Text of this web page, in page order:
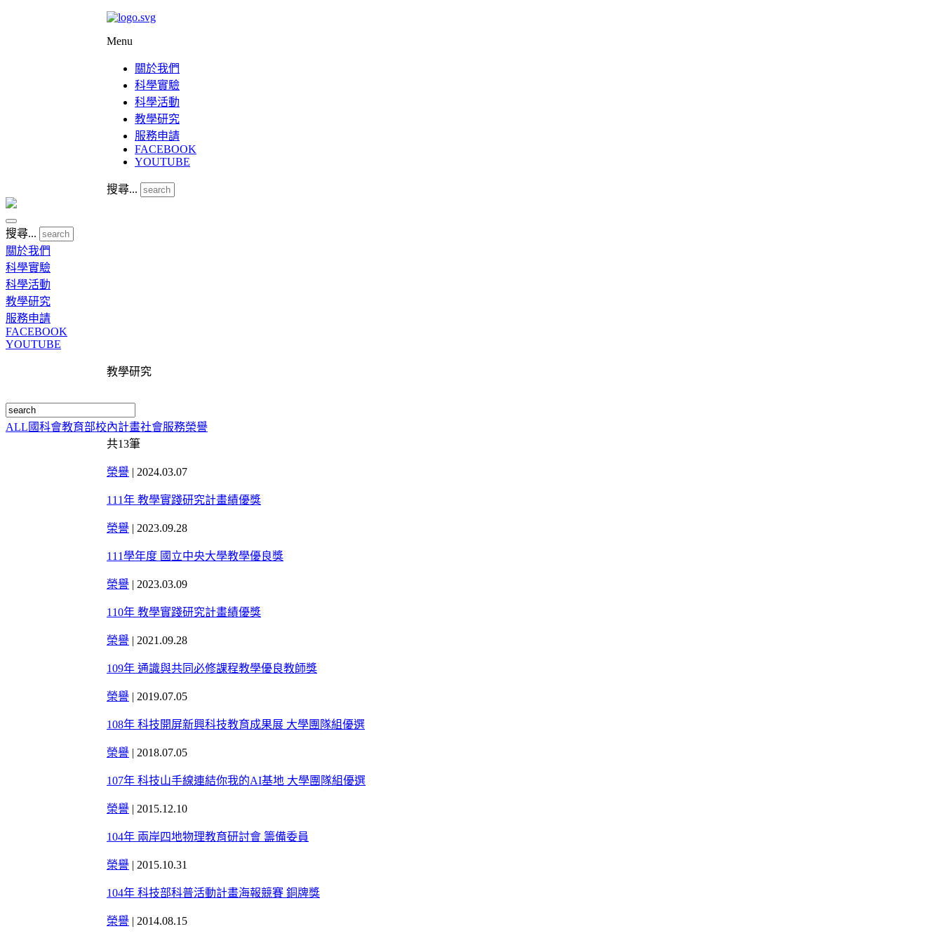
Menu
關於我們
科學實驗
科學活動
教學研究
服務申請
FACEBOOK
YOUTUBE
搜尋...
搜尋...
關於我們
科學實驗
科學活動
教學研究
服務申請
FACEBOOK
YOUTUBE
教學研究
ALL 國科會教育部校內計畫社會服務榮譽
共13筆
榮譽 | 2024.03.07
111年 教學實踐研究計畫績優獎
榮譽 | 2023.09.28
111學年度 國立中央大學教學優良獎
榮譽 | 2023.03.09
110年 教學實踐研究計畫績優獎
榮譽 | 2021.09.28
109年 通識與共同必修課程教學優良教師獎
榮譽 | 2019.07.05
108年 科技開屏新興科技教育成果展 大學團隊組優選
榮譽 | 2018.07.05
107年 科技山手線連結你我的AI基地 大學團隊組優選
榮譽 | 2015.12.10
104年 兩岸四地物理教育研討會 籌備委員
榮譽 | 2015.10.31
104年 科技部科普活動計畫海報競賽 銅牌獎
榮譽 | 2014.08.15